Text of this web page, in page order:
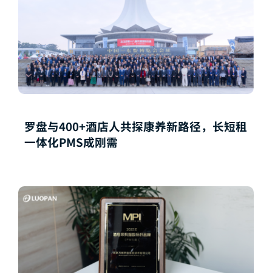
罗盘与400+酒店人共探康养新路径，长短租
一体化PMS成刚需